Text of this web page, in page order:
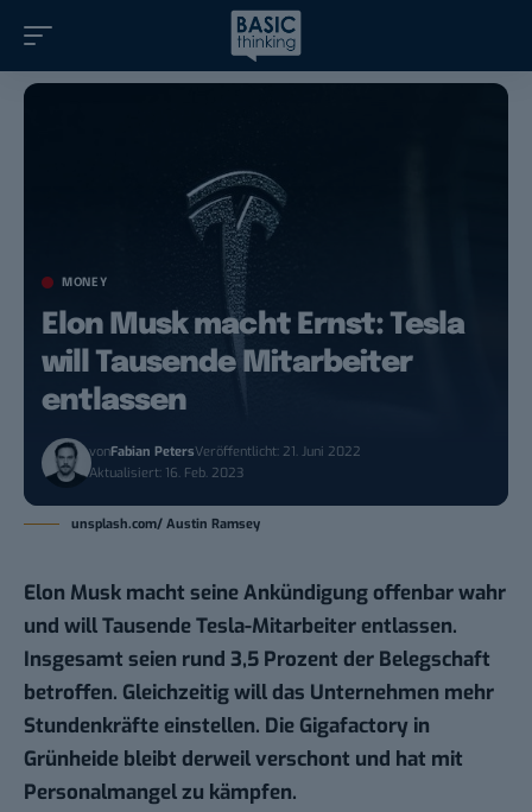
MONEY
Elon Musk macht Ernst: Tesla
will Tausende Mitarbeiter
entlassen
vonFabian PetersVeröffentlicht: 21. Juni 2022
Aktualisiert: 16. Feb. 2023
unsplash.com/ Austin Ramsey
Elon Musk macht seine Ankündigung offenbar wahr
und will Tausende Tesla-Mitarbeiter entlassen.
Insgesamt seien rund 3,5 Prozent der Belegschaft
betroffen. Gleichzeitig will das Unternehmen mehr
Stundenkräfte einstellen. Die Gigafactory in
Grünheide bleibt derweil verschont und hat mit
Personalmangel zu kämpfen.